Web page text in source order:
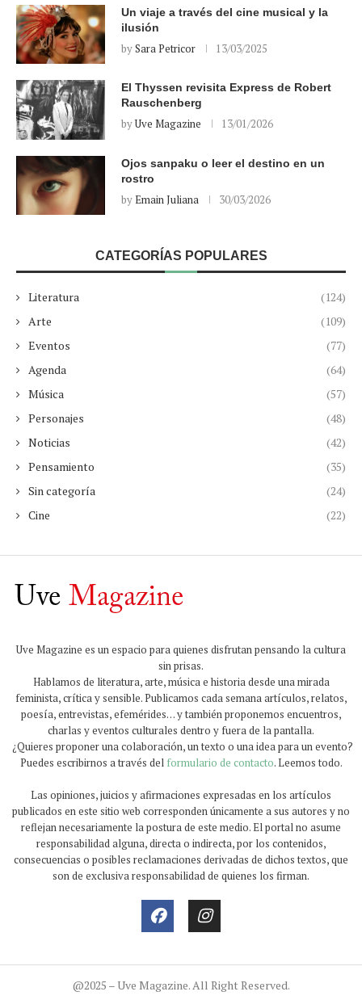
Un viaje a través del cine musical y la
ilusión
bySara Petricor 13/03/2025
El Thyssen revisita Express de Robert
Rauschenberg
byUve Magazine 13/01/2026
Ojos sanpaku o leer el destino en un
rostro
byEmain Juliana 30/03/2026
CATEGORÍAS POPULARES
Literatura
(124)
Arte
(109)
Eventos
(77)
Agenda
(64)
Música
(57)
Personajes
(48)
Noticias
(42)
Pensamiento
(35)
Sin categoría
(24)
Cine
(22)
Uve Magazine es un espacio para quienes disfrutan pensando la cultura
sin prisas.
Hablamos de literatura, arte, música e historia desde una mirada
feminista, crítica y sensible. Publicamos cada semana artículos, relatos,
poesía, entrevistas, efemérides… y también proponemos encuentros,
charlas y eventos culturales dentro y fuera de la pantalla.
¿Quieres proponer una colaboración, un texto o una idea para un evento?
Puedes escribirnos a través del formulario de contacto. Leemos todo.
Las opiniones, juicios y afirmaciones expresadas en los artículos
publicados en este sitio web corresponden únicamente a sus autores y no
reflejan necesariamente la postura de este medio. El portal no asume
responsabilidad alguna, directa o indirecta, por los contenidos,
consecuencias o posibles reclamaciones derivadas de dichos textos, que
son de exclusiva responsabilidad de quienes los firman.
@2025 – Uve Magazine. All Right Reserved.